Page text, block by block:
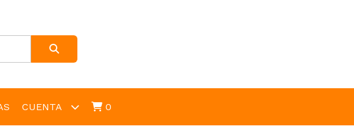
CUENTA 0